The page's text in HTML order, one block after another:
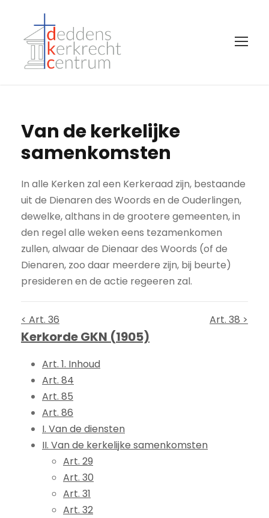
Van de kerkelijke
samenkomsten
In alle Kerken zal een Kerkeraad zijn, bestaande
uit de Dienaren des Woords en de Ouderlingen,
dewelke, althans in de grootere gemeenten, in
den regel alle weken eens tezamenkomen
zullen, alwaar de Dienaar des Woords (of de
Dienaren, zoo daar meerdere zijn, bij beurte)
presideren en de actie regeeren zal.
< Art. 36 Art. 38 >
Kerkorde GKN (1905)
Art. 1. Inhoud
Art. 84
Art. 85
Art. 86
I. Van de diensten
II. Van de kerkelijke samenkomsten
Art. 29
Art. 30
Art. 31
Art. 32